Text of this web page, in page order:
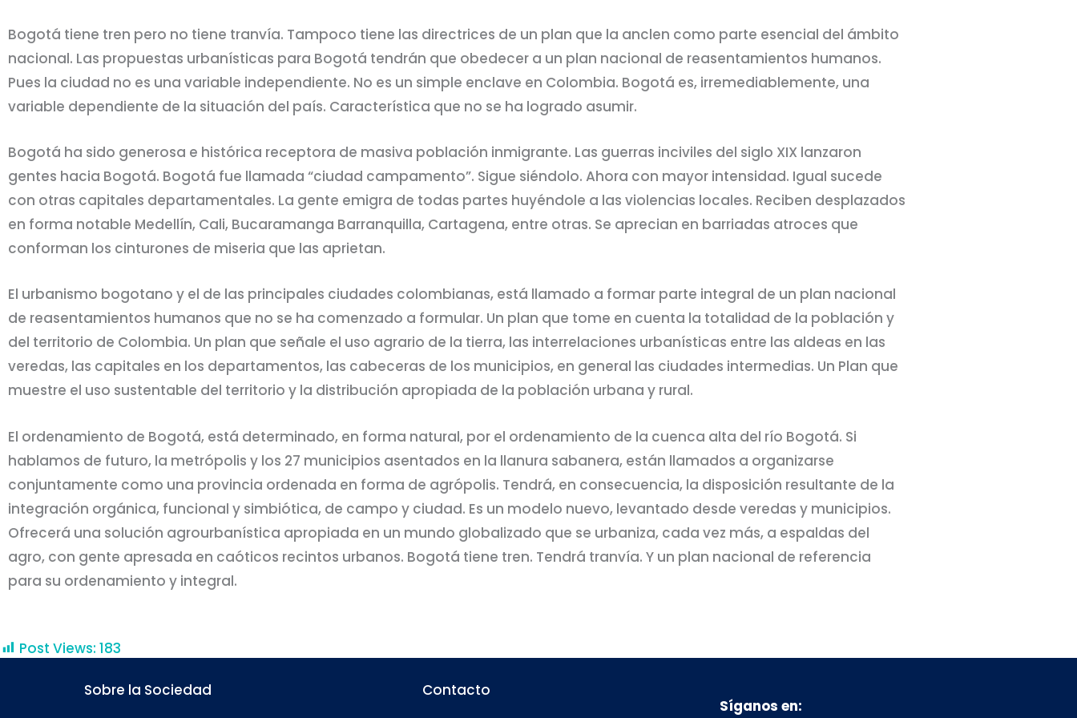
Bogotá tiene tren pero no tiene tranvía. Tampoco tiene las directrices de un plan que la anclen como parte esencial del ámbito
nacional. Las propuestas urbanísticas para Bogotá tendrán que obedecer a un plan nacional de reasentamientos humanos.
Pues la ciudad no es una variable independiente. No es un simple enclave en Colombia. Bogotá es, irremediablemente, una
variable dependiente de la situación del país. Característica que no se ha logrado asumir.
Bogotá ha sido generosa e histórica receptora de masiva población inmigrante. Las guerras inciviles del siglo XIX lanzaron
gentes hacia Bogotá. Bogotá fue llamada “ciudad campamento”. Sigue siéndolo. Ahora con mayor intensidad. Igual sucede
con otras capitales departamentales. La gente emigra de todas partes huyéndole a las violencias locales. Reciben desplazados
en forma notable Medellín, Cali, Bucaramanga Barranquilla, Cartagena, entre otras. Se aprecian en barriadas atroces que
conforman los cinturones de miseria que las aprietan.
El urbanismo bogotano y el de las principales ciudades colombianas, está llamado a formar parte integral de un plan nacional
de reasentamientos humanos que no se ha comenzado a formular. Un plan que tome en cuenta la totalidad de la población y
del territorio de Colombia. Un plan que señale el uso agrario de la tierra, las interrelaciones urbanísticas entre las aldeas en las
veredas, las capitales en los departamentos, las cabeceras de los municipios, en general las ciudades intermedias. Un Plan que
muestre el uso sustentable del territorio y la distribución apropiada de la población urbana y rural.
El ordenamiento de Bogotá, está determinado, en forma natural, por el ordenamiento de la cuenca alta del río Bogotá. Si
hablamos de futuro, la metrópolis y los 27 municipios asentados en la llanura sabanera, están llamados a organizarse
conjuntamente como una provincia ordenada en forma de agrópolis. Tendrá, en consecuencia, la disposición resultante de la
integración orgánica, funcional y simbiótica, de campo y ciudad. Es un modelo nuevo, levantado desde veredas y municipios.
Ofrecerá una solución agrourbanística apropiada en un mundo globalizado que se urbaniza, cada vez más, a espaldas del
agro, con gente apresada en caóticos recintos urbanos. Bogotá tiene tren. Tendrá tranvía. Y un plan nacional de referencia
para su ordenamiento y integral.
Post Views: 183
Sobre la Sociedad Contacto
Síganos en: